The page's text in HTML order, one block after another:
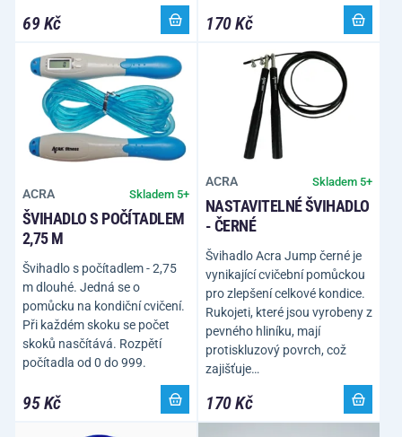
69 Kč 170 Kč
ACRA Skladem 5+
ŠVIHADLO S POČÍTADLEM
2,75 M
Švihadlo s počítadlem - 2,75
m dlouhé. Jedná se o
pomůcku na kondiční cvičení.
Při každém skoku se počet
skoků nasčítává. Rozpětí
počítadla od 0 do 999.
95 Kč
ACRA Skladem 5+
NASTAVITELNÉ ŠVIHADLO
- ČERNÉ
Švihadlo Acra Jump černé je
vynikající cvičební pomůckou
pro zlepšení celkové kondice.
Rukojeti, které jsou vyrobeny z
pevného hliníku, mají
protiskluzový povrch, což
zajišťuje…
170 Kč